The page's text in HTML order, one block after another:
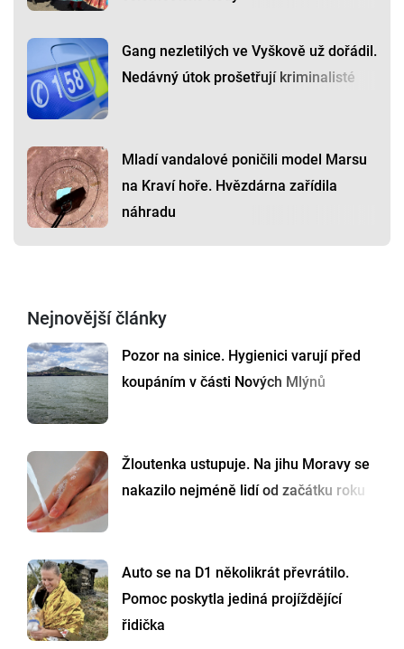
Gang nezletilých ve Vyškově už dořádil.
Nedávný útok prošetřují kriminalisté
Mladí vandalové poničili model Marsu
na Kraví hoře. Hvězdárna zařídila
náhradu
Nejnovější články
Pozor na sinice. Hygienici varují před
koupáním v části Nových Mlýnů
Žloutenka ustupuje. Na jihu Moravy se
nakazilo nejméně lidí od začátku roku
Auto se na D1 několikrát převrátilo.
Pomoc poskytla jediná projíždějící
řidička